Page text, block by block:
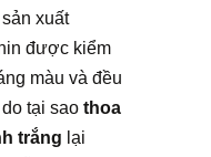
xuất
được kiểm
màu và đều
tại sao thoa
trắng lại